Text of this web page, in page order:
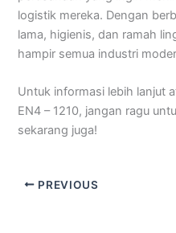
logistik mereka. Dengan
lama, higienis, dan ramah
hampir semua industri
Untuk informasi lebih lanjut
EN4 – 1210, jangan ragu
sekarang juga!
PREVIOUS